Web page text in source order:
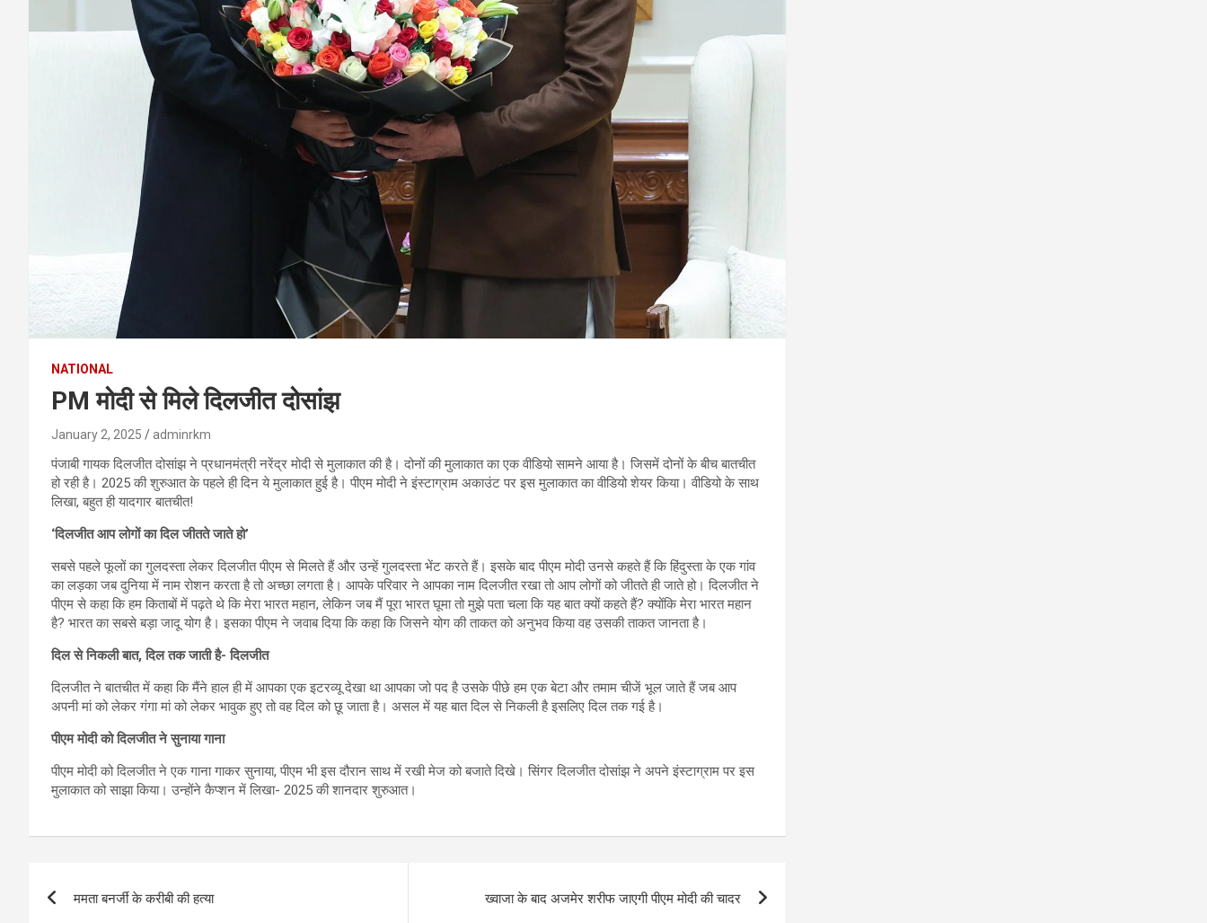
NATIONAL
PM मोदी से मिले दिलजीत दोसांझ
January 2, 2025 adminrkm
पंजाबी गायक दिलजीत दोसांझ ने प्रधानमंत्री नरेंद्र मोदी से मुलाकात की है। दोनों की मुलाकात का एक वीडियो सामने आया है। जिसमें दोनों के बीच बातचीत
हो रही है। 2025 की शुरुआत के पहले ही दिन ये मुलाकात हुई है। पीएम मोदी ने इंस्टाग्राम अकाउंट पर इस मुलाकात का वीडियो शेयर किया। वीडियो के साथ
लिखा, बहुत ही यादगार बातचीत!
‘दिलजीत आप लोगों का दिल जीतते जाते हो’
सबसे पहले फूलों का गुलदस्ता लेकर दिलजीत पीएम से मिलते हैं और उन्हें गुलदस्ता भेंट करते हैं। इसके बाद पीएम मोदी उनसे कहते हैं कि हिंदुस्ता के एक गांव
का लड़का जब दुनिया में नाम रोशन करता है तो अच्छा लगता है। आपके परिवार ने आपका नाम दिलजीत रखा तो आप लोगों को जीतते ही जाते हो। दिलजीत ने
पीएम से कहा कि हम किताबों में पढ़ते थे कि मेरा भारत महान, लेकिन जब मैं पूरा भारत घूमा तो मुझे पता चला कि यह बात क्यों कहते हैं? क्योंकि मेरा भारत महान
है? भारत का सबसे बड़ा जादू योग है। इसका पीएम ने जवाब दिया कि कहा कि जिसने योग की ताकत को अनुभव किया वह उसकी ताकत जानता है।
दिल से निकली बात, दिल तक जाती है- दिलजीत
दिलजीत ने बातचीत में कहा कि मैंने हाल ही में आपका एक इटरव्यू देखा था आपका जो पद है उसके पीछे हम एक बेटा और तमाम चीजें भूल जाते हैं जब आप
अपनी मां को लेकर गंगा मां को लेकर भावुक हुए तो वह दिल को छू जाता है। असल में यह बात दिल से निकली है इसलिए दिल तक गई है।
पीएम मोदी को दिलजीत ने सुनाया गाना
पीएम मोदी को दिलजीत ने एक गाना गाकर सुनाया, पीएम भी इस दौरान साथ में रखी मेज को बजाते दिखे। सिंगर दिलजीत दोसांझ ने अपने इंस्टाग्राम पर इस
मुलाकात को साझा किया। उन्होंने कैप्शन में लिखा- 2025 की शानदार शुरुआत।
ममता बनर्जी के करीबी की हत्या ख्वाजा के बाद अजमेर शरीफ जाएगी पीएम मोदी की चादर